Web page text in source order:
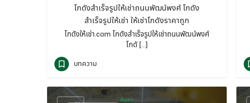
โกดังสำเร็จรูปให้เช่าถนนพัฒน์พงศ์ โกดัง
สำเร็จรูปให้เช่า ให้เช่าโกดังราคาถูก
โกดังให้เช่า.com โกดังสำเร็จรูปให้เช่าถนนพัฒน์พงศ์
โกดั […]
บทความ